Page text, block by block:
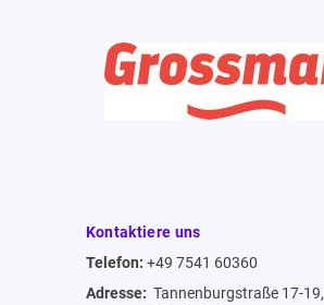
Kontaktiere uns
Telefon: +49 7541 60360
Adresse: Tannenburgstraße 17-19,